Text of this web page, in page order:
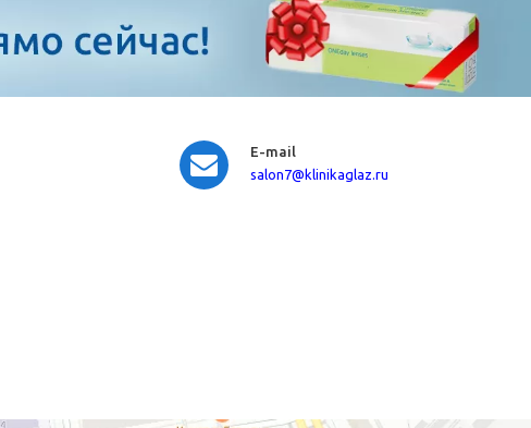
E-mail
salon7@klinikaglaz.ru